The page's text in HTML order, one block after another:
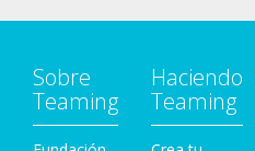
Sobre
Teaming
Haciendo
Teaming